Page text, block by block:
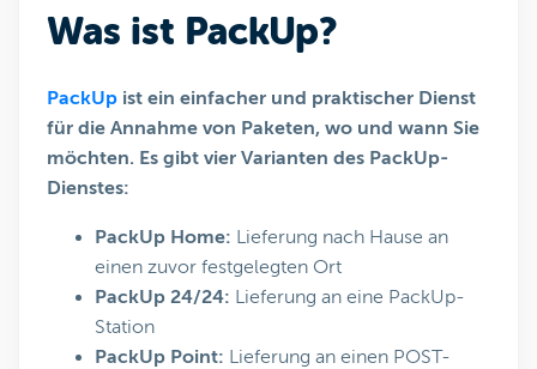
Was ist PackUp?
PackUp ist ein einfacher und praktischer Dienst
für die Annahme von Paketen, wo und wann Sie
möchten. Es gibt vier Varianten des PackUp-
Dienstes:
PackUp Home: Lieferung nach Hause an
einen zuvor festgelegten Ort
PackUp 24/24: Lieferung an eine PackUp-
Station
PackUp Point: Lieferung an einen POST-